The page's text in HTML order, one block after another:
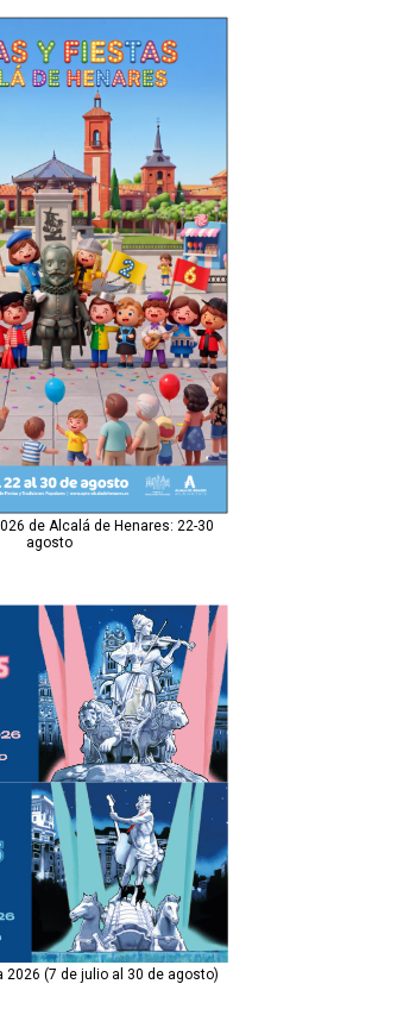
de Alcalá de Henares: 22-30
agosto
2026 (7 de julio al 30 de agosto)